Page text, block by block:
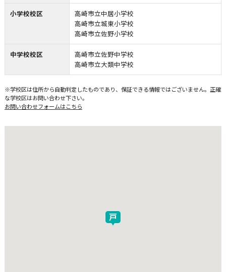
小学校校区
高崎市立中居小学校
高崎市立城東小学校
高崎市立佐野小学校
中学校校区
高崎市立佐野中学校
高崎市立大類中学校
※学校区は住所から自動判定したものであり、保証できる情報ではございません。正確
な学校区はお問い合わせ下さい。
お問い合わせフォームはこちら